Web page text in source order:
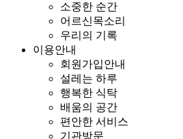
소중한 순간
어르신목소리
우리의 기록
이용안내
회원가입안내
설레는 하루
행복한 식탁
배움의 공간
편안한 서비스
기관방문